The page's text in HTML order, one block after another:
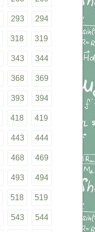
293 294
318 319
343 344
368 369
393 394
418 419
443 444
468 469
493 494
518 519
543 544